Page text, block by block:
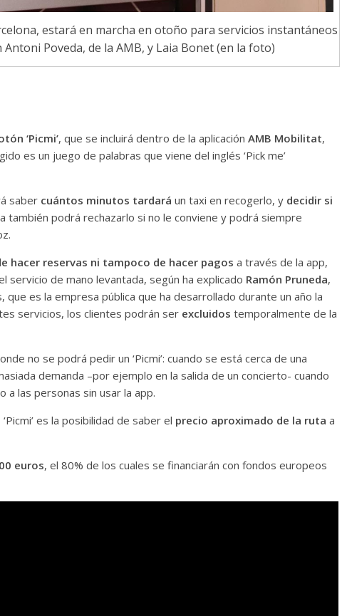
estará en marcha en otoño para servicios instantáneos
Poveda, de la AMB, y Laia Bonet (en la foto)
‘Picmi’, que se incluirá dentro de la aplicación AMB Mobilitat,
es un juego de palabras que viene del inglés ‘Pick me’
saber cuántos minutos tardará un taxi en recogerlo, y decidir si
también podrá rechazarlo si no le conviene y podrá siempre
hacer reservas ni tampoco de hacer pagos a través de la app,
servicio de mano levantada, según ha explicado Ramón Pruneda,
es la empresa pública que ha desarrollado durante un año la
servicios, los clientes podrán ser excluidos temporalmente de la
no se podrá pedir un ‘Picmi’: cuando se está cerca de una
demanda –por ejemplo en la salida de un concierto- cuando
a las personas sin usar la app.
es la posibilidad de saber el precio aproximado de la ruta a
euros, el 80% de los cuales se financiarán con fondos europeos